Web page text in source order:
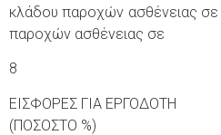
κλάδου παροχών ασθένειας σε
παροχών ασθένειας σε
8
ΕΙΣΦΟΡΕΣ ΓΙΑ ΕΡΓΟΔΟΤΗ
(ΠΟΣΟΣΤΟ %)